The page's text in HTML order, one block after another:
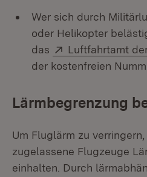
Wer sich durch
oder Helikopter
das
Extern:
Luftfahrtamt
der kostenfreien
Lärmbegrenzung
Um Fluglärm zu
zugelassene Flugzeuge
einhalten. Durch